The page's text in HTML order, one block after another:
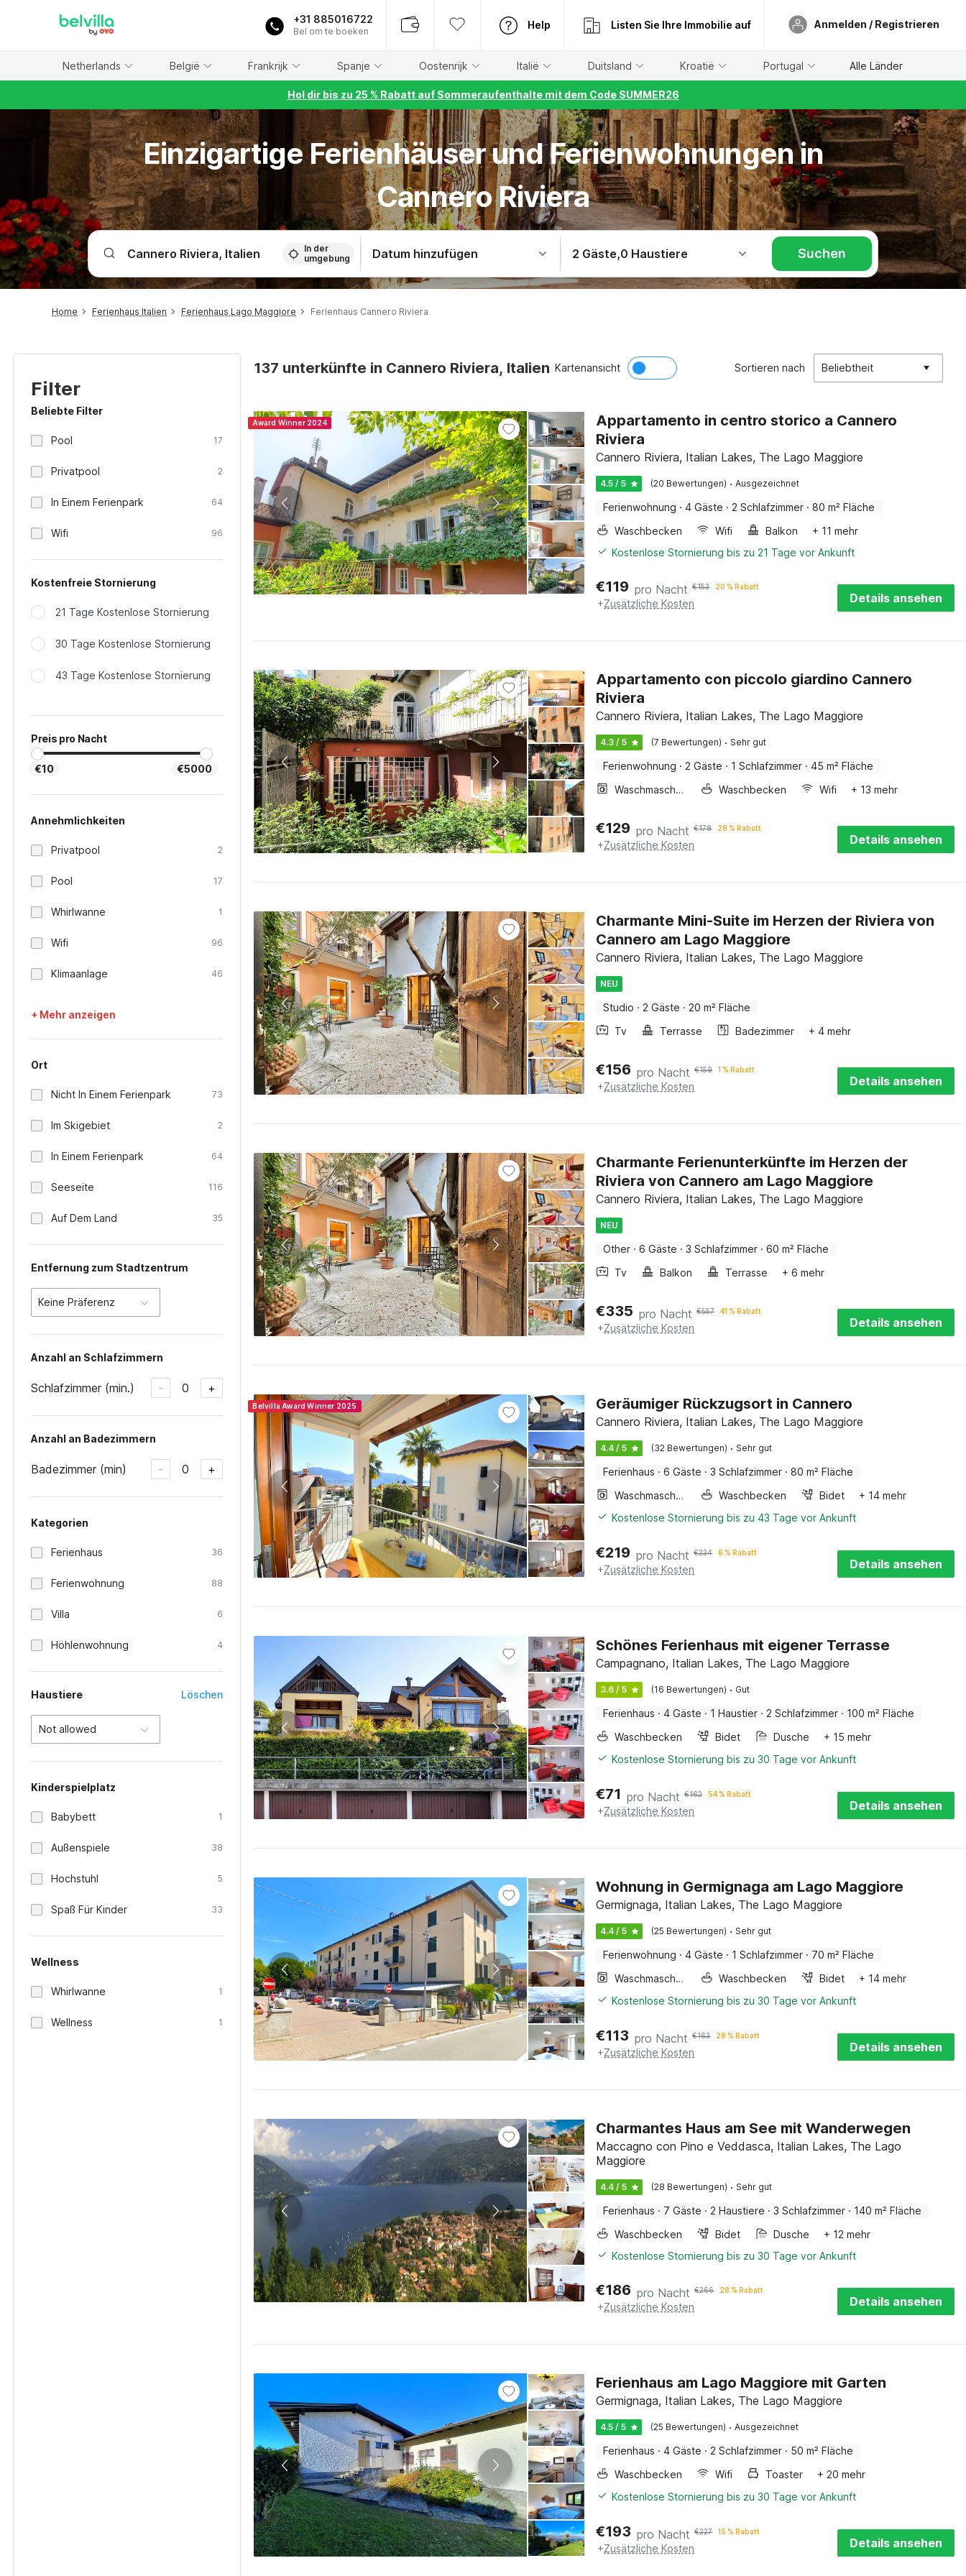
+31 885016722
Bel om te boeken
Help Listen Sie Ihre Immobilie auf Anmelden / Registrieren
Netherlands België Frankrijk Spanje Oostenrijk Italië Duitsland Kroatië Portugal Alle Länder
Hol dir bis zu 25 % Rabatt auf Sommeraufenthalte mit dem Code SUMMER26
Einzigartige Ferienhäuser und Ferienwohnungen in
Cannero Riviera
In der
umgebung
Datum hinzufügen 2 Gäste,0 Haustiere Suchen
Home Ferienhaus Italien Ferienhaus Lago Maggiore Ferienhaus Cannero Riviera
Filter
Beliebte Filter
Pool 17
Privatpool 2
In Einem Ferienpark 64
Wifi 96
Kostenfreie Stornierung
21 Tage Kostenlose Stornierung
30 Tage Kostenlose Stornierung
43 Tage Kostenlose Stornierung
Preis pro Nacht
€10 €5000
Annehmlichkeiten
Privatpool 2
Pool 17
Whirlwanne 1
Wifi 96
Klimaanlage 46
+ Mehr anzeigen
Ort
Nicht In Einem Ferienpark 73
Im Skigebiet 2
In Einem Ferienpark 64
Seeseite 116
Auf Dem Land 35
Entfernung zum Stadtzentrum
Keine Präferenz
Anzahl an Schlafzimmern
Schlafzimmer (min.) - 0 +
Anzahl an Badezimmern
Badezimmer (min) - 0 +
Kategorien
Ferienhaus 36
Ferienwohnung 88
Villa 6
Höhlenwohnung 4
Haustiere Löschen
Not allowed
Kinderspielplatz
Babybett 1
Außenspiele 38
Hochstuhl 5
Spaß Für Kinder 33
Wellness
Whirlwanne 1
Wellness 1
137 unterkünfte in Cannero Riviera, Italien Kartenansicht Sortieren nach Beliebtheit
Award Winner 2024
Appartamento in centro storico a Cannero
Riviera
Cannero Riviera, Italian Lakes, The Lago Maggiore
4.5 / 5 (20 Bewertungen) · Ausgezeichnet
Ferienwohnung · 4 Gäste · 2 Schlafzimmer · 80 m² Fläche
Waschbecken
Wifi Balkon
+ 11 mehr
Kostenlose Stornierung bis zu 21 Tage vor Ankunft
€119 pro Nacht €153 20 % Rabatt
+Zusätzliche Kosten Details ansehen
Appartamento con piccolo giardino Cannero
Riviera
Cannero Riviera, Italian Lakes, The Lago Maggiore
4.3 / 5 (7 Bewertungen) · Sehr gut
Ferienwohnung · 2 Gäste · 1 Schlafzimmer · 45 m² Fläche
Waschmaschine
Waschbecken Wifi + 13 mehr
€129 pro Nacht €178 28 % Rabatt
+Zusätzliche Kosten Details ansehen
Charmante Mini-Suite im Herzen der Riviera von
Cannero am Lago Maggiore
Cannero Riviera, Italian Lakes, The Lago Maggiore
NEU
Studio · 2 Gäste · 20 m² Fläche
Tv
Terrasse Badezimmer + 4 mehr
€156 pro Nacht €159 1 % Rabatt
+Zusätzliche Kosten Details ansehen
Charmante Ferienunterkünfte im Herzen der
Riviera von Cannero am Lago Maggiore
Cannero Riviera, Italian Lakes, The Lago Maggiore
NEU
Other · 6 Gäste · 3 Schlafzimmer · 60 m² Fläche
Tv
Balkon Terrasse + 6 mehr
€335 pro Nacht €557 41 % Rabatt
+Zusätzliche Kosten Details ansehen
Belvilla Award Winner 2025 Geräumiger Rückzugsort in Cannero
Cannero Riviera, Italian Lakes, The Lago Maggiore
4.4 / 5 (32 Bewertungen) · Sehr gut
Ferienhaus · 6 Gäste · 3 Schlafzimmer · 80 m² Fläche
Waschmaschine
Waschbecken Bidet
+ 14 mehr
Kostenlose Stornierung bis zu 43 Tage vor Ankunft
€219 pro Nacht €234 6 % Rabatt
+Zusätzliche Kosten Details ansehen
Schönes Ferienhaus mit eigener Terrasse
Campagnano, Italian Lakes, The Lago Maggiore
3.6 / 5 (16 Bewertungen) · Gut
Ferienhaus · 4 Gäste · 1 Haustier · 2 Schlafzimmer · 100 m² Fläche
Waschbecken
Bidet Dusche
+ 15 mehr
Kostenlose Stornierung bis zu 30 Tage vor Ankunft
€71 pro Nacht €162 54 % Rabatt
+Zusätzliche Kosten Details ansehen
Wohnung in Germignaga am Lago Maggiore
Germignaga, Italian Lakes, The Lago Maggiore
4.4 / 5 (25 Bewertungen) · Sehr gut
Ferienwohnung · 4 Gäste · 1 Schlafzimmer · 70 m² Fläche
Waschmaschine
Waschbecken Bidet
+ 14 mehr
Kostenlose Stornierung bis zu 30 Tage vor Ankunft
€113 pro Nacht €163 28 % Rabatt
+Zusätzliche Kosten Details ansehen
Charmantes Haus am See mit Wanderwegen
Maccagno con Pino e Veddasca, Italian Lakes, The Lago
Maggiore
4.4 / 5 (28 Bewertungen) · Sehr gut
Ferienhaus · 7 Gäste · 2 Haustiere · 3 Schlafzimmer · 140 m² Fläche
Waschbecken
Bidet Dusche
+ 12 mehr
Kostenlose Stornierung bis zu 30 Tage vor Ankunft
€186 pro Nacht €266 28 % Rabatt
+Zusätzliche Kosten Details ansehen
Ferienhaus am Lago Maggiore mit Garten
Germignaga, Italian Lakes, The Lago Maggiore
4.5 / 5 (25 Bewertungen) · Ausgezeichnet
Ferienhaus · 4 Gäste · 2 Schlafzimmer · 50 m² Fläche
Waschbecken
Wifi Toaster
+ 20 mehr
Kostenlose Stornierung bis zu 30 Tage vor Ankunft
€193 pro Nacht €227 15 % Rabatt
+Zusätzliche Kosten Details ansehen